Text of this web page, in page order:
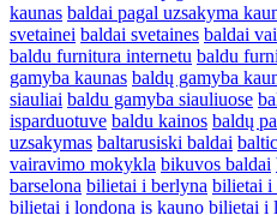
kaunas baldai pagal uzsakyma
svetainei baldai svetaines baldai
baldu furnitura internetu baldu
gamyba kaunas baldų gamyba
siauliai baldu gamyba siauliuose
isparduotuve baldu kainos baldų
uzsakymas baltarusiski baldai
vairavimo mokykla bikuvos baldai
barselona bilietai i berlyna bilietai i
bilietai i londona is kauno bilietai i